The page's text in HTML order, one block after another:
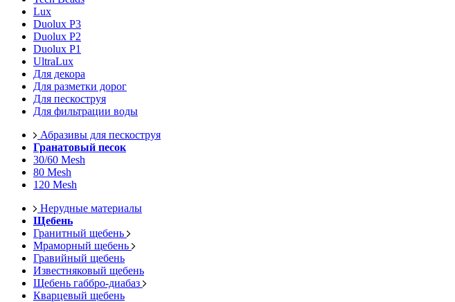
Lux
Duolux P3
Duolux P2
Duolux P1
UltraLux
Для декора
Для разметки дорог
Для пескоструя
Для фильтрации воды
Абразивы для пескоструя
Гранатовый песок
30/60 Mesh
80 Mesh
120 Mesh
Нерудные материалы
Щебень
Гранитный щебень
Мраморный щебень
Гравийный щебень
Известняковый щебень
Щебень габбро-диабаз
Кварцевый щебень